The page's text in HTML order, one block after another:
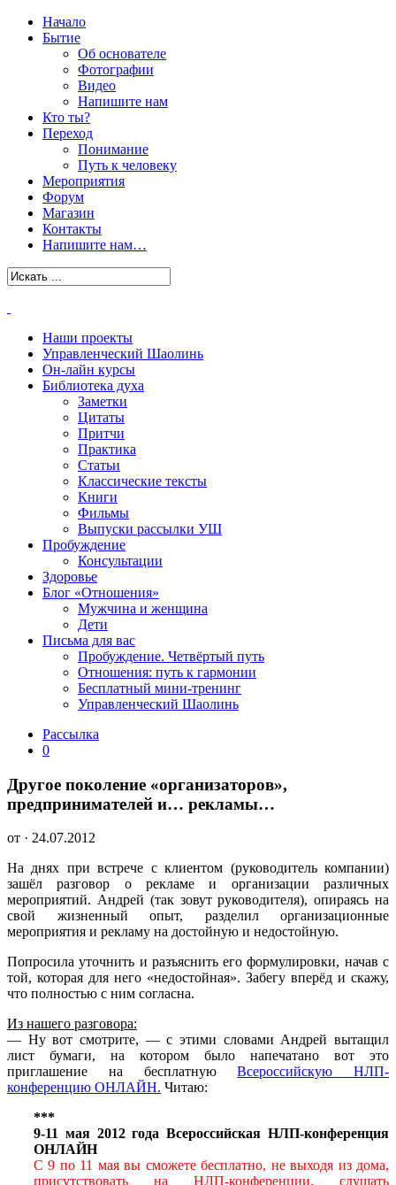
Начало
Бытие
Об основателе
Фотографии
Видео
Напишите нам
Кто ты?
Переход
Понимание
Путь к человеку
Мероприятия
Форум
Магазин
Контакты
Напишите нам…
Наши проекты
Управленческий Шаолинь
Он-лайн курсы
Библиотека духа
Заметки
Цитаты
Притчи
Практика
Статьи
Классические тексты
Книги
Фильмы
Выпуски рассылки УШ
Пробуждение
Консультации
Здоровье
Блог «Отношения»
Мужчина и женщина
Дети
Письма для вас
Пробуждение. Четвёртый путь
Отношения: путь к гармонии
Бесплатный мини-тренинг
Управленческий Шаолинь
Рассылка
0
Другое поколение «организаторов»,
предпринимателей и… рекламы…
от · 24.07.2012
На днях при встрече с клиентом (руководитель компании)
зашёл разговор о рекламе и организации различных
мероприятий. Андрей (так зовут руководителя), опираясь на
свой жизненный опыт, разделил организационные
мероприятия и рекламу на достойную и недостойную.
Попросила уточнить и разъяснить его формулировки, начав с
той, которая для него «недостойная». Забегу вперёд и скажу,
что полностью с ним согласна.
Из нашего разговора:
— Ну вот смотрите, — с этими словами Андрей вытащил
лист бумаги, на котором было напечатано вот это
приглашение на бесплатнуюВсероссийскую НЛП-
конференцию ОНЛАЙН. Читаю:
***
9-11 мая 2012 года Всероссийская НЛП-конференция
ОНЛАЙН
С 9 по 11 мая вы сможете бесплатно, не выходя из дома,
присутствовать на НЛП-конференции, слушать